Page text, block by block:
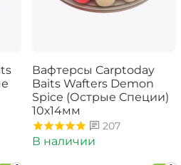
Вафтерсы Carptoday
Baits Wafters Demon
Spice (Острые Специи)
10х14мм
207
В наличии